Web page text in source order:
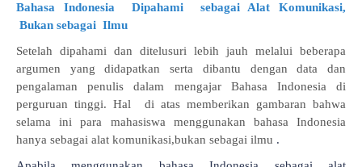
Bahasa Indonesia Dipahami sebagai Alat Komunikasi,
Bukan sebagai Ilmu
Setelah dipahami dan ditelusuri lebih jauh melalui beberapa
argumen yang didapatkan serta dibantu dengan data dan
pengalaman penulis dalam mengajar Bahasa Indonesia di
perguruan tinggi. Hal di atas memberikan gambaran bahwa
selama ini para mahasiswa menggunakan bahasa Indonesia
hanya sebagai alat komunikasi,bukan sebagai ilmu .